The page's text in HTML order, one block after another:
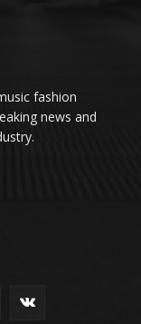
fashion
news and